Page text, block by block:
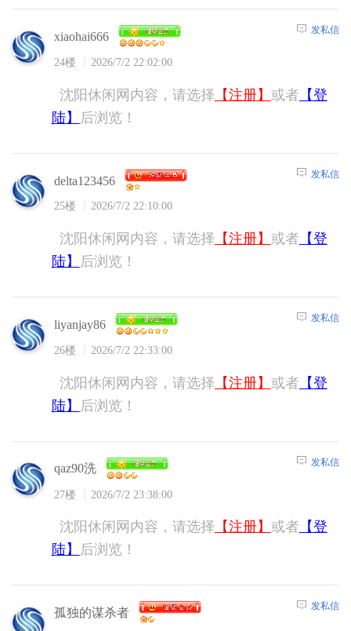
xiaohai666
24楼 2026/7/2 22:02:00
发私信
沈阳休闲网内容，请选择 【注册】 或者 【登
陆】
后浏览！
delta123456
25楼 2026/7/2 22:10:00
发私信
沈阳休闲网内容，请选择 【注册】 或者 【登
陆】
后浏览！
liyanjay86
26楼 2026/7/2 22:33:00
发私信
沈阳休闲网内容，请选择 【注册】 或者 【登
陆】
后浏览！
qaz90洗
27楼 2026/7/2 23:38:00
发私信
沈阳休闲网内容，请选择 【注册】 或者 【登
陆】
后浏览！
孤独的谋杀者 发私信